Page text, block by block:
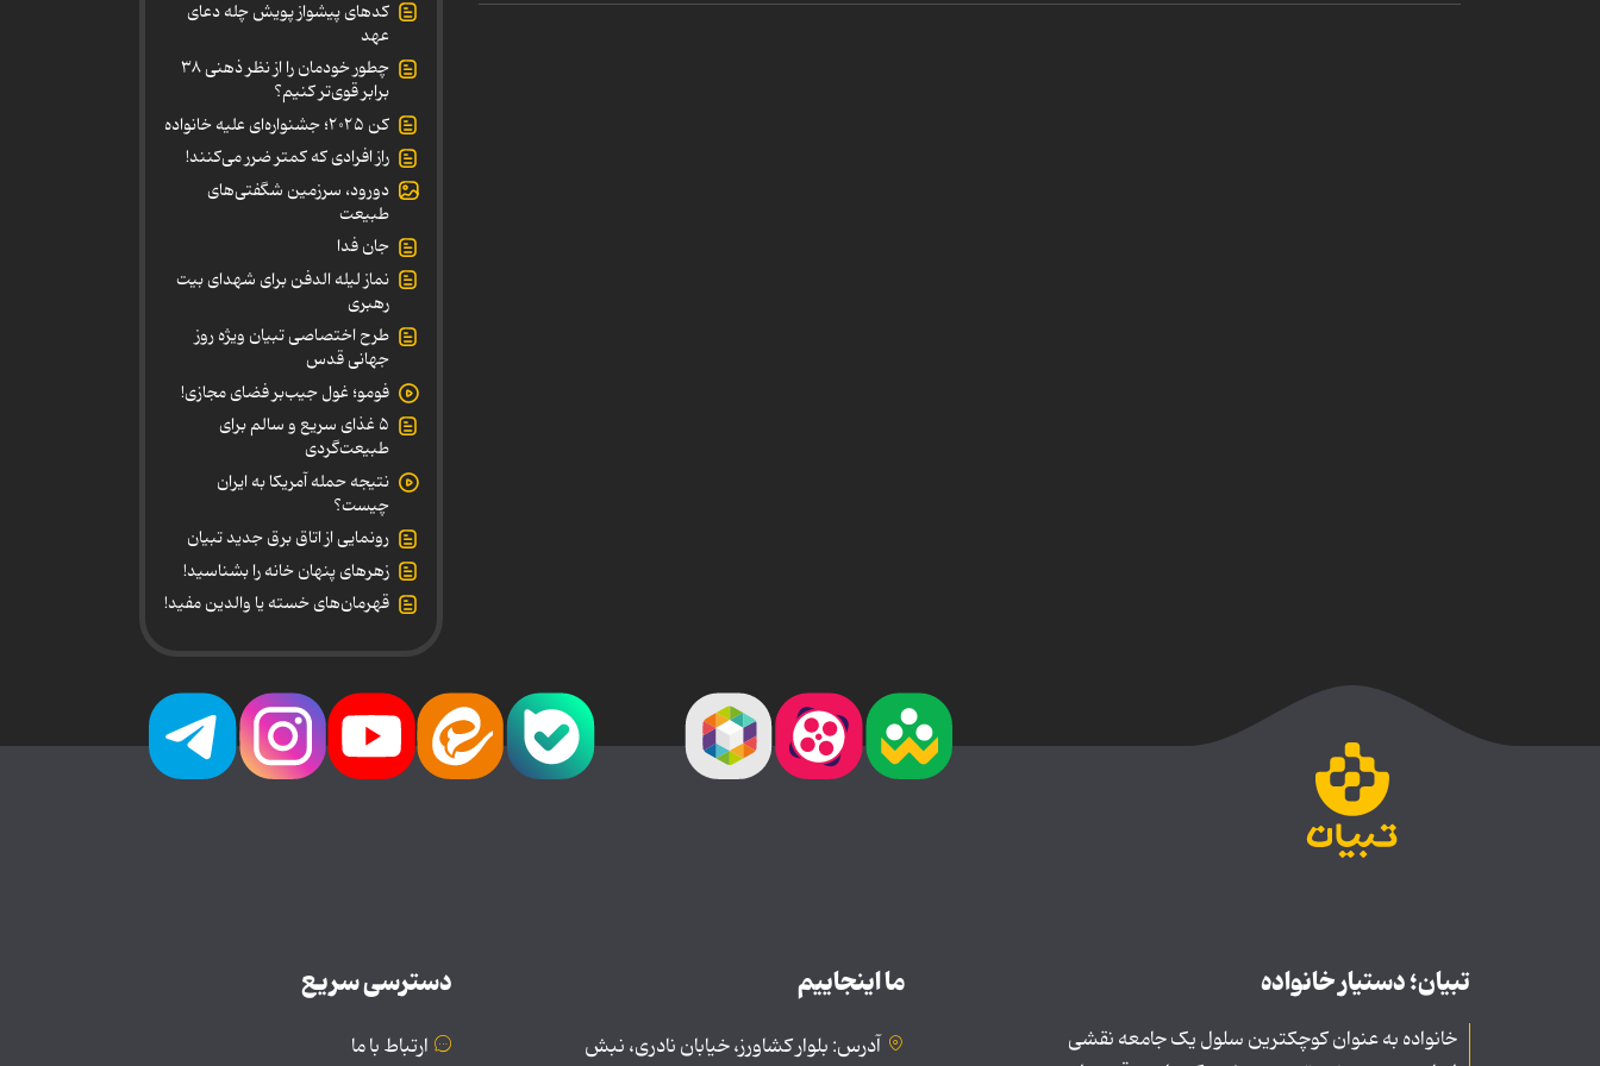
کدهای پیشواز پویش چله دعای
عهد
چطور خودمان را از نظر ذهنی ۳۸
برابر قوی‌تر کنیم؟
کن ۲۰۲۵؛ جشنواره‌ای علیه خانواده
راز افرادی که کمتر ضرر می‌کنند!
دورود، سرزمین شگفتی‌های
طبیعت
جان فدا
نماز لیله الدفن برای شهدای بیت
رهبری
طرح اختصاصی تبیان ویژه روز
جهانی قدس
فومو؛ غول جیب‌بر فضای مجازی!
۵ غذای سریع و سالم برای
طبیعت‌گردی
نتیجه حمله آمریکا به ایران
چیست؟
رونمایی از اتاق برق جدید تبیان
زهرهای پنهان خانه را بشناسید!
قهرمان‌های خسته یا والدین مفید!
تبیان؛ دستیار خانواده
خانواده به عنوان کوچکترین سلول یک جامعه نقشی
ما اینجاییم
آدرس: بلوار کشاورز، خیابان نادری، نبش
دسترسی سریع
ارتباط با ما